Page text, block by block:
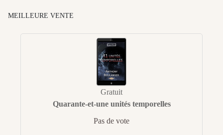
MEILLEURE VENTE
Gratuit
Quarante-et-une unités temporelles
Pas de vote